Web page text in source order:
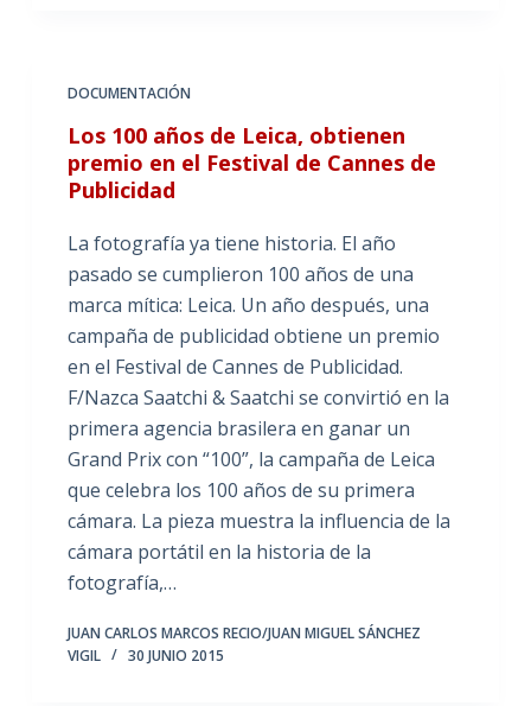
DOCUMENTACIÓN
Los 100 años de Leica, obtienen
premio en el Festival de Cannes de
Publicidad
La fotografía ya tiene historia. El año
pasado se cumplieron 100 años de una
marca mítica: Leica. Un año después, una
campaña de publicidad obtiene un premio
en el Festival de Cannes de Publicidad.
F/Nazca Saatchi & Saatchi se convirtió en la
primera agencia brasilera en ganar un
Grand Prix con “100”, la campaña de Leica
que celebra los 100 años de su primera
cámara. La pieza muestra la influencia de la
cámara portátil en la historia de la
fotografía,…
JUAN CARLOS MARCOS RECIO/JUAN MIGUEL SÁNCHEZ
VIGIL
30 JUNIO 2015